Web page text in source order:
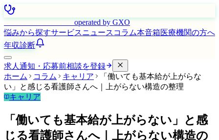
operated by GXO
悩みから探すサービスニュース コラム本音箱医療機関の方へ
年収診断
求人通知・応募前相談を登録
ホーム
コラム キャリア
「働いても基本給が上がらな
い」と感じる看護師さんへ｜上がらない構造の整理
キャリア
「働いても基本給が上がらない」と感
じる看護師さんへ｜上がらない構造の